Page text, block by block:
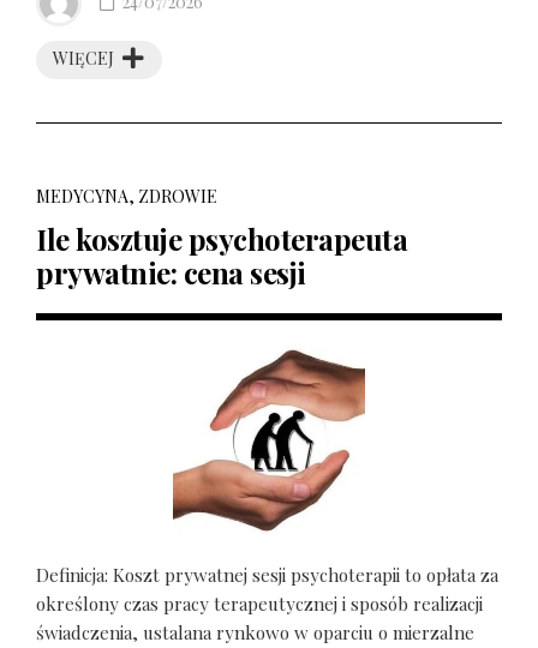
WIĘCEJ
MEDYCYNA, ZDROWIE
Ile kosztuje psychoterapeuta
prywatnie: cena sesji
Definicja: Koszt prywatnej sesji psychoterapii to opłata za
określony czas pracy terapeutycznej i sposób realizacji
świadczenia, ustalana rynkowo w oparciu o mierzalne